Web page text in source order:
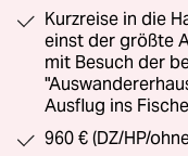
Kurzreise in die
einst der größte
mit Besuch der
Ausflug ins
960 € (DZ/HP/